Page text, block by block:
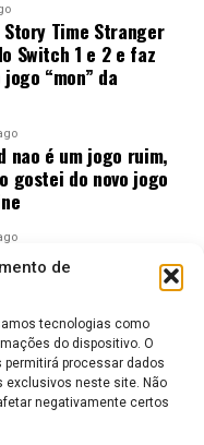
de
tecnologias como
do dispositivo. O
processar dados
exclusivos neste site. Não
negativamente certos
Story Time Stranger
Switch 1 e 2 e faz
“mon” da
nao é um jogo ruim,
gostei do novo jogo
do Sonic: Os
da SEGA